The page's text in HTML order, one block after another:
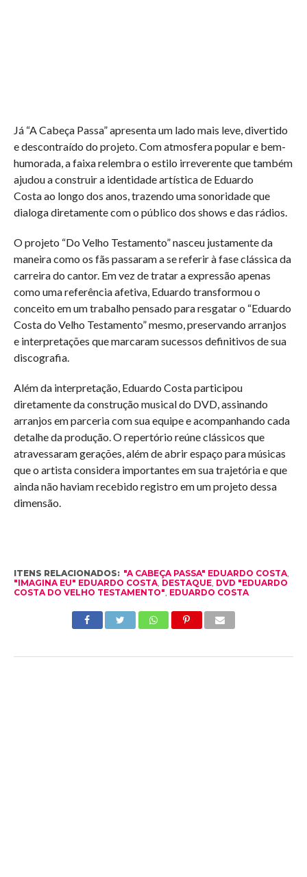
Já “A Cabeça Passa” apresenta um lado mais leve, divertido
e descontraído do projeto. Com atmosfera popular e bem-
humorada, a faixa relembra o estilo irreverente que também
ajudou a construir a identidade artística de Eduardo
Costa ao longo dos anos, trazendo uma sonoridade que
dialoga diretamente com o público dos shows e das rádios.
O projeto “Do Velho Testamento” nasceu justamente da
maneira como os fãs passaram a se referir à fase clássica da
carreira do cantor. Em vez de tratar a expressão apenas
como uma referência afetiva, Eduardo transformou o
conceito em um trabalho pensado para resgatar o “Eduardo
Costa do Velho Testamento” mesmo, preservando arranjos
e interpretações que marcaram sucessos definitivos de sua
discografia.
Além da interpretação, Eduardo Costa participou
diretamente da construção musical do DVD, assinando
arranjos em parceria com sua equipe e acompanhando cada
detalhe da produção. O repertório reúne clássicos que
atravessaram gerações, além de abrir espaço para músicas
que o artista considera importantes em sua trajetória e que
ainda não haviam recebido registro em um projeto dessa
dimensão.
ITENS RELACIONADOS: "A CABEÇA PASSA" EDUARDO COSTA,
"IMAGINA EU" EDUARDO COSTA, DESTAQUE, DVD "EDUARDO
COSTA DO VELHO TESTAMENTO", EDUARDO COSTA